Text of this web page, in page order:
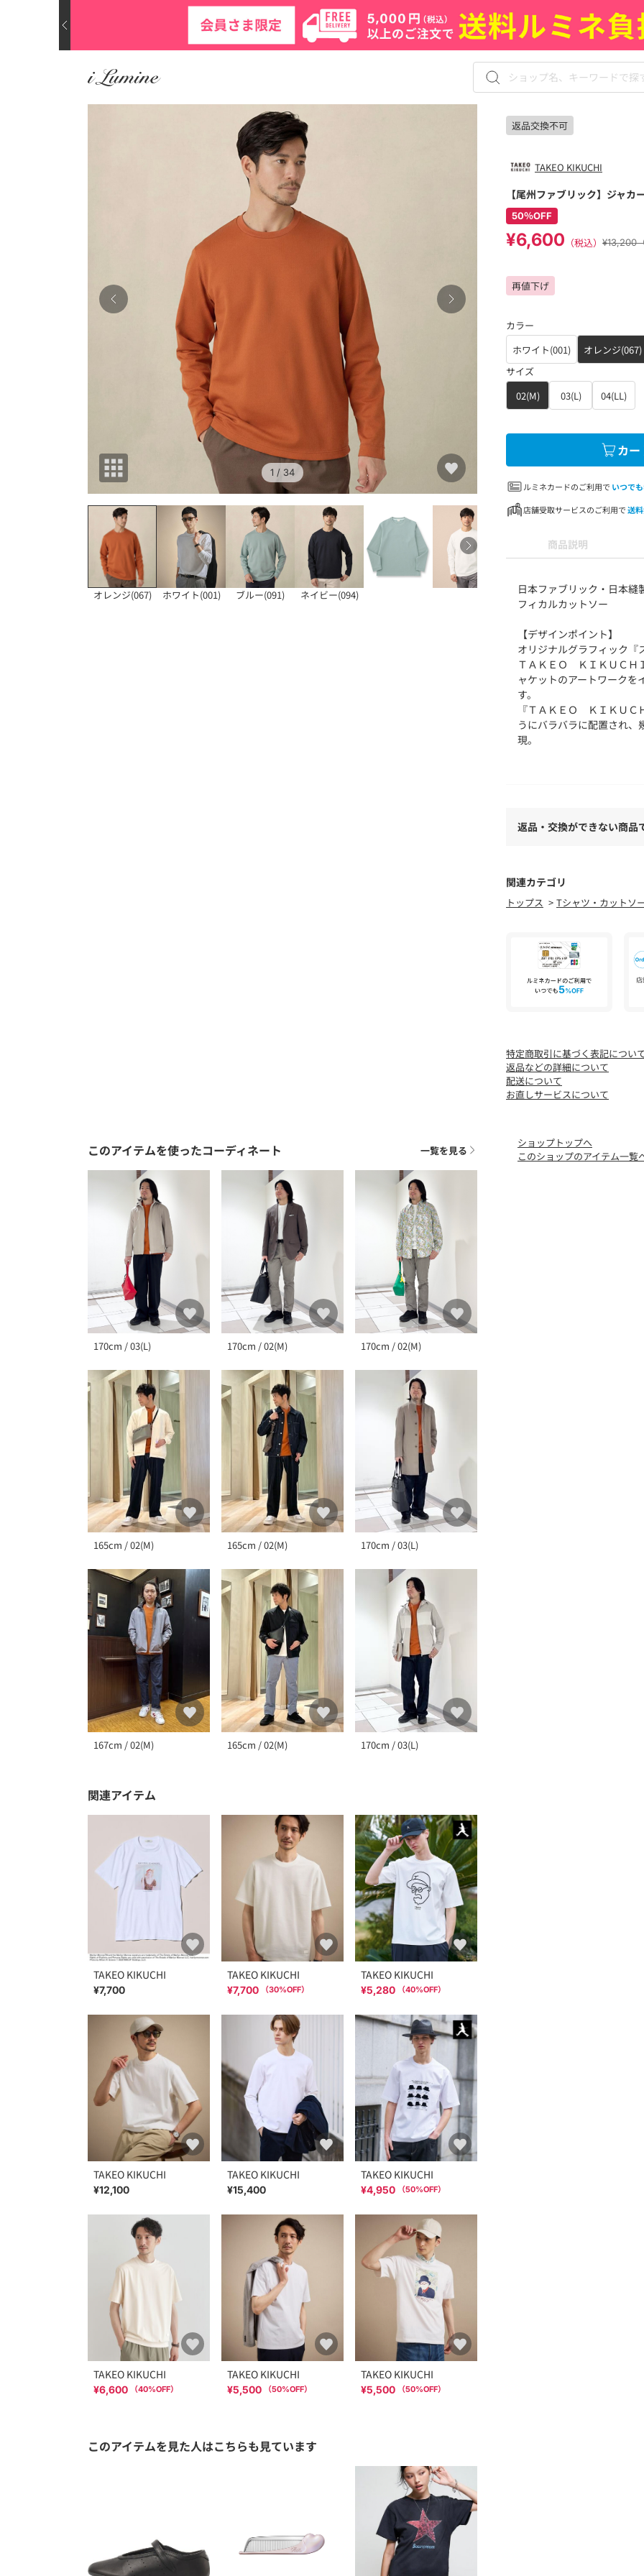
返品交換不可
1 / 34
オレンジ(067) ホワイト(001) ブルー(091) ネイビー(094)
TAKEO KIKUCHI
【尾州ファブリック】ジャカ
50％OFF
¥6,600 （税込） ¥13,200
再値下げ
カラー
ホワイト(001)
オレンジ(067)
サイズ
02(M)
03(L) 04(LL)
カ
ルミネカードのご利用で いつでも
店舗受取サービスのご利用で送
商品説明
日本ファブリック・日本
フィカルカットソー
【デザインポイント】
オリジナルグラフィック『
ＴＡＫＥＯ ＫＩＫＵＣＨ
ャケットのアートワーク
す。
『ＴＡＫＥＯ ＫＩＫＵＣ
うにバラバラに配置され
現。
シンプルなシルエットは様
※照明の関係により、実際
た、パソコン・スマートフ
返品・交換ができない商品
関連カテゴリ
トップス Tシャツ・カットソ
特定商取引に基づく表記につい
返品などの詳細について
配送について
お直しサービスについて
このアイテムを使ったコーディネート 一覧を見る
170cm / 03(L) 170cm / 02(M) 170cm / 02(M)
165cm / 02(M) 165cm / 02(M) 170cm / 03(L)
167cm / 02(M) 165cm / 02(M) 170cm / 03(L)
関連アイテム
TAKEO KIKUCHI
¥7,700
TAKEO KIKUCHI
¥7,700 （30%OFF）
TAKEO KIKUCHI
¥5,280 （40%OFF）
TAKEO KIKUCHI
¥12,100
TAKEO KIKUCHI
¥15,400
TAKEO KIKUCHI
¥4,950 （50%OFF）
TAKEO KIKUCHI
¥6,600 （40%OFF）
TAKEO KIKUCHI
¥5,500 （50%OFF）
TAKEO KIKUCHI
¥5,500 （50%OFF）
ショップトップへ
このショップのアイテム一覧